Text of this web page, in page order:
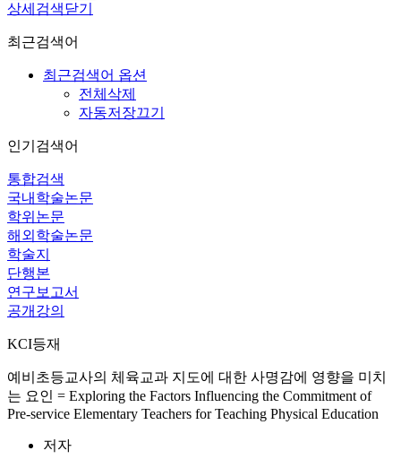
상세검색닫기
최근검색어
최근검색어 옵션
전체삭제
자동저장끄기
인기검색어
통합검색
국내학술논문
학위논문
해외학술논문
학술지
단행본
연구보고서
공개강의
KCI등재
예비초등교사의 체육교과 지도에 대한 사명감에 영향을 미치
는 요인 = Exploring the Factors Influencing the Commitment of
Pre-service Elementary Teachers for Teaching Physical Education
저자